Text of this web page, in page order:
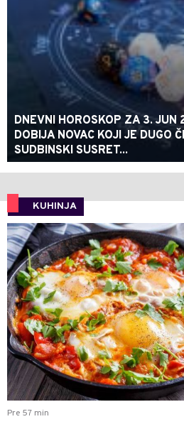
DNEVNI HOROSKOP ZA 3.
DOBIJA NOVAC KOJI JE DUGO
SUDBINSKI SUSRET...
KUHINJA
Pre 57 min